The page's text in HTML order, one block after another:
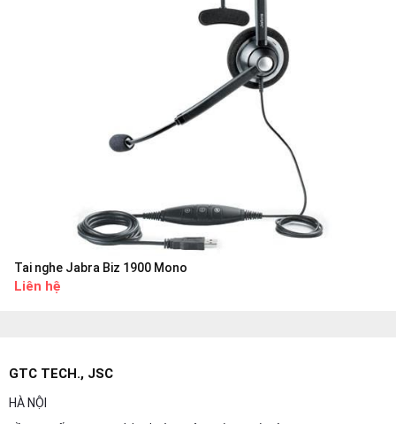
Tai nghe Jabra Biz 1900 Mono
Liên hệ
GTC TECH., JSC
HÀ NỘI